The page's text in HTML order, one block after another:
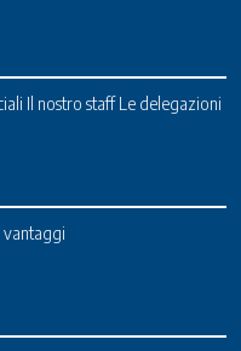
Il nostro staff Le delegazioni
vantaggi